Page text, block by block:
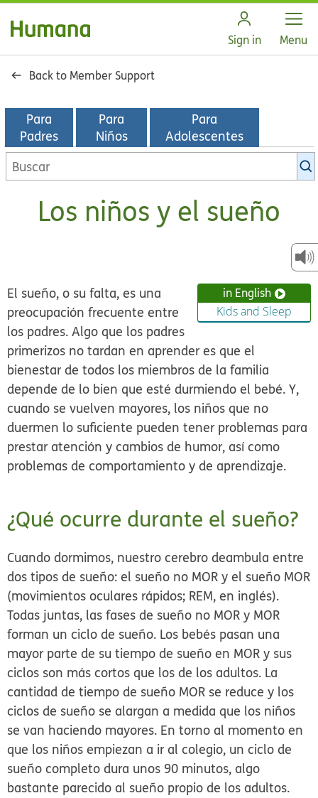
Sign in Open
Menu
Back to Member Support
Para
Padres
Para
Niños
Para
Adolescentes
Buscar
en
bibliotecaLos niños y el sueño
in English
Kids and Sleep
El sueño, o su falta, es una
preocupación frecuente entre
los padres. Algo que los padres
primerizos no tardan en aprender es que el
bienestar de todos los miembros de la familia
depende de lo bien que esté durmiendo el bebé. Y,
cuando se vuelven mayores, los niños que no
duermen lo suficiente pueden tener problemas para
prestar atención y cambios de humor, así como
problemas de comportamiento y de aprendizaje.
¿Qué ocurre durante el sueño?
Cuando dormimos, nuestro cerebro deambula entre
dos tipos de sueño: el sueño no MOR y el sueño MOR
(movimientos oculares rápidos; REM, en inglés).
Todas juntas, las fases de sueño no MOR y MOR
forman un ciclo de sueño. Los bebés pasan una
mayor parte de su tiempo de sueño en MOR y sus
ciclos son más cortos que los de los adultos. La
cantidad de tiempo de sueño MOR se reduce y los
ciclos de sueño se alargan a medida que los niños
se van haciendo mayores. En torno al momento en
que los niños empiezan a ir al colegio, un ciclo de
sueño completo dura unos 90 minutos, algo
bastante parecido al sueño propio de los adultos.